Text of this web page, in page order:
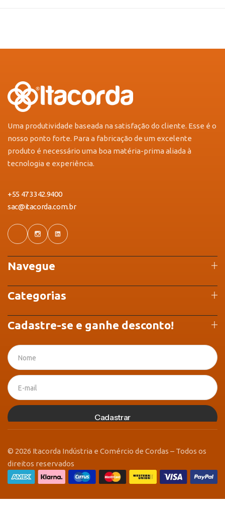
Uma produtividade baseada na satisfação do cliente. Esse é o
nosso ponto forte. Para a fabricação de um excelente
produto é necessário uma boa matéria-prima aliada à
tecnologia e experiência.
+55 47 3342.9400
sac@itacorda.com.br
Navegue
Categorias
Cadastre-se e ganhe desconto!
Cadastrar
© 2026 Itacorda Indústria e Comércio de Cordas – Todos os
direitos reservados